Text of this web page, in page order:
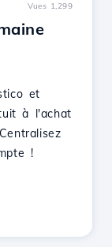
Vues 1,299
et
à l'achat
!